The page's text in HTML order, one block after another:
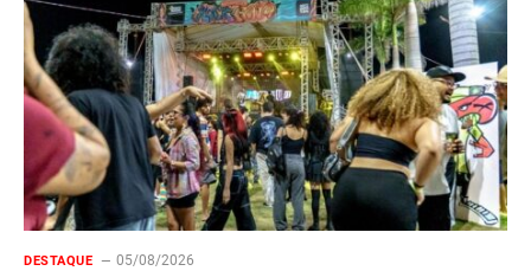
DESTAQUE 05/08/2026